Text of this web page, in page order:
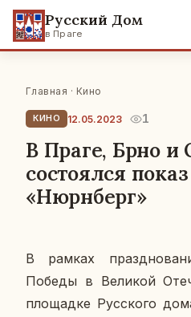
Русский Дом
в Праге
Главная · Кино
КИНО 12.05.2023 1
В Праге, Брно и
состоялся
«Нюрнберг»
В рамках
Победы в Ве­ли­кой
пло­щад­ке Рус­ско­го